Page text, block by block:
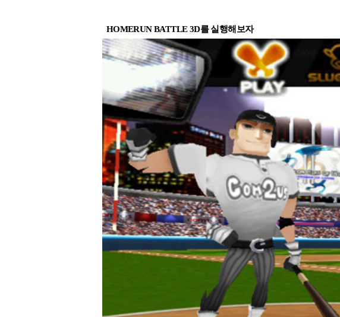
HOMERUN BATTLE 3D를 실행해보자